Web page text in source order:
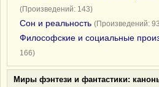
(Произведений: 143)
Сон и реальность (Произведений:
Философские и социальные
166)
Миры фэнтези и фантастики: